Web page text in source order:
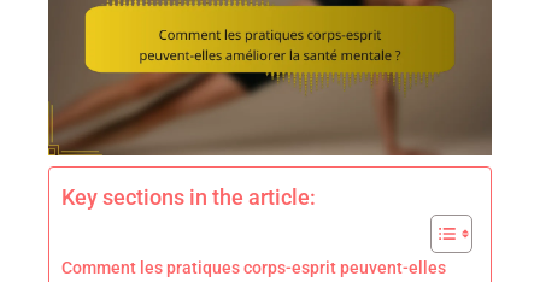
Key sections in the article:
Comment les pratiques corps-esprit peuvent-elles